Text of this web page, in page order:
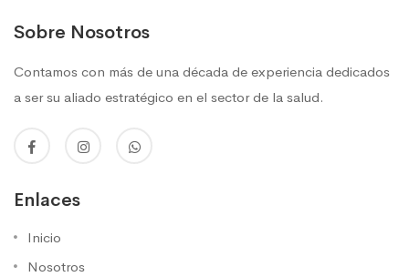
Sobre Nosotros
Contamos con más de una década de experiencia dedicados
a ser su aliado estratégico en el sector de la salud.
Enlaces
Inicio
Nosotros